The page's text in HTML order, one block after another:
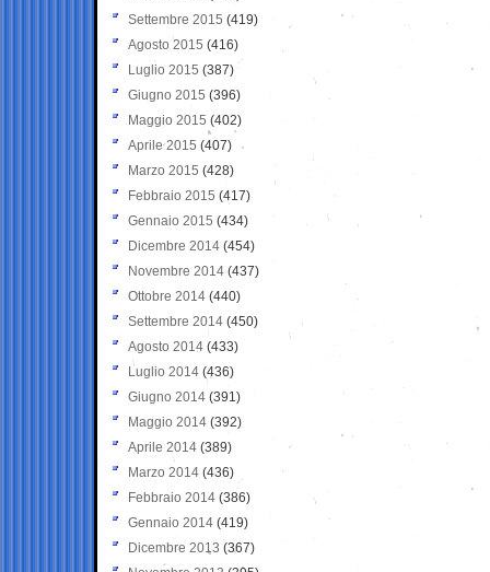
Settembre 2015 (419)
Agosto 2015 (416)
Luglio 2015 (387)
Giugno 2015 (396)
Maggio 2015 (402)
Aprile 2015 (407)
Marzo 2015 (428)
Febbraio 2015 (417)
Gennaio 2015 (434)
Dicembre 2014 (454)
Novembre 2014 (437)
Ottobre 2014 (440)
Settembre 2014 (450)
Agosto 2014 (433)
Luglio 2014 (436)
Giugno 2014 (391)
Maggio 2014 (392)
Aprile 2014 (389)
Marzo 2014 (436)
Febbraio 2014 (386)
Gennaio 2014 (419)
Dicembre 2013 (367)